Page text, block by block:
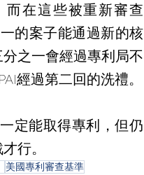
而在這些被重新審查
的案子能通過新的核
之一會經過專利局不
經過第二回的洗禮。
行。
美國專利審查基準